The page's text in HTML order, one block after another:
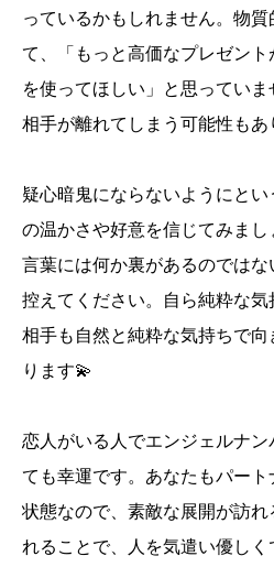
っているかもしれません。物
て、「もっと高価なプレゼン
を使ってほしい」と思っていま
相手が離れてしまう可能性もあ
疑心暗鬼にならないようにとい
の温かさや好意を信じてみま
言葉には何か裏があるのでは
控えてください。自ら純粋な気
相手も自然と純粋な気持ちで
ります💫
恋人がいる人でエンジェルナ
ても幸運です。あなたもパー
状態なので、素敵な展開が訪
れることで、人を気遣い優しく